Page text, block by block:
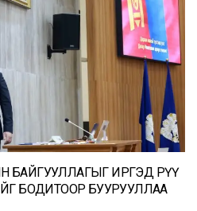
БАЙГУУЛЛАГЫГ ИРГЭД РҮҮ
БОДИТООР БУУРУУЛЛАА